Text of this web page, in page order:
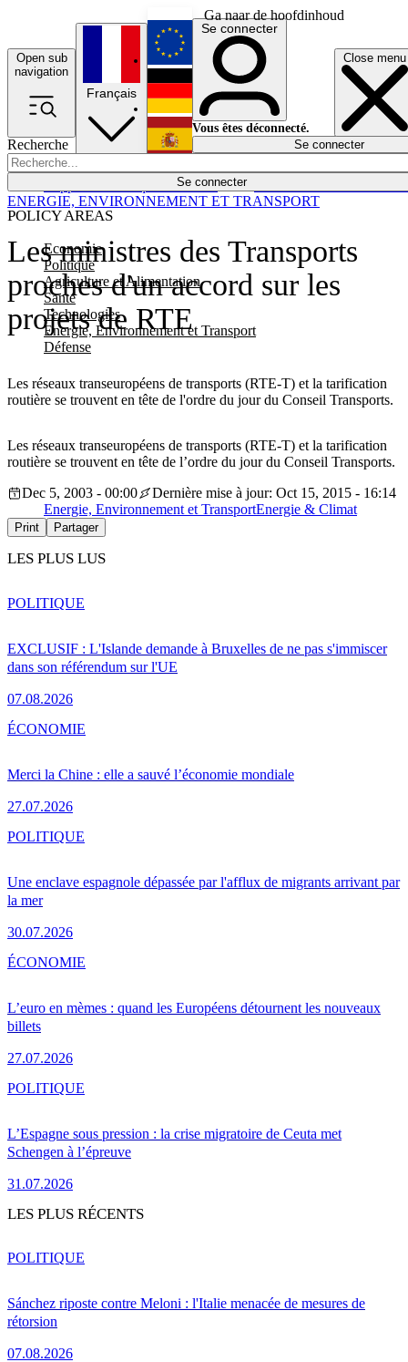
Ga naar de hoofdinhoud
Open sub
navigation
Close menu
Recherche
Se connecter
POLICY AREAS
Economie
Politique
Agriculture et Alimentation
Santé
Technologies
Energie, Environnement et Transport
Défense
Économie
Français
English
Deutsch
Español
Se connecter
Vous êtes déconnecté.
Se connecter
Les ministres des Transports
proches d'un accord sur les
projets de RTE
Les réseaux transeuropéens de transports (RTE-T) et la tarification
routière se trouvent en tête de l'ordre du jour du Conseil Transports.
ENERGIE, ENVIRONNEMENT ET TRANSPORT
Les réseaux transeuropéens de transports (RTE-T) et la tarification
routière se trouvent en tête de l’ordre du jour du Conseil Transports.
Dec 5, 2003 - 00:00
Dernière mise à jour: Oct 15, 2015 - 16:14
Energie, Environnement et TransportEnergie & Climat
Print Partager
LES PLUS LUS
EXCLUSIF : L'Islande demande à Bruxelles de ne pas s'immiscer
dans son référendum sur l'UE
07.08.2026
POLITIQUE
Merci la Chine : elle a sauvé l’économie mondiale
27.07.2026
ÉCONOMIE
Une enclave espagnole dépassée par l'afflux de migrants arrivant par
la mer
30.07.2026
POLITIQUE
L’euro en mèmes : quand les Européens détournent les nouveaux
billets
27.07.2026
ÉCONOMIE
L’Espagne sous pression : la crise migratoire de Ceuta met
Schengen à l’épreuve
31.07.2026
POLITIQUE
LES PLUS RÉCENTS
Sánchez riposte contre Meloni : l'Italie menacée de mesures de
rétorsion
07.08.2026
POLITIQUE